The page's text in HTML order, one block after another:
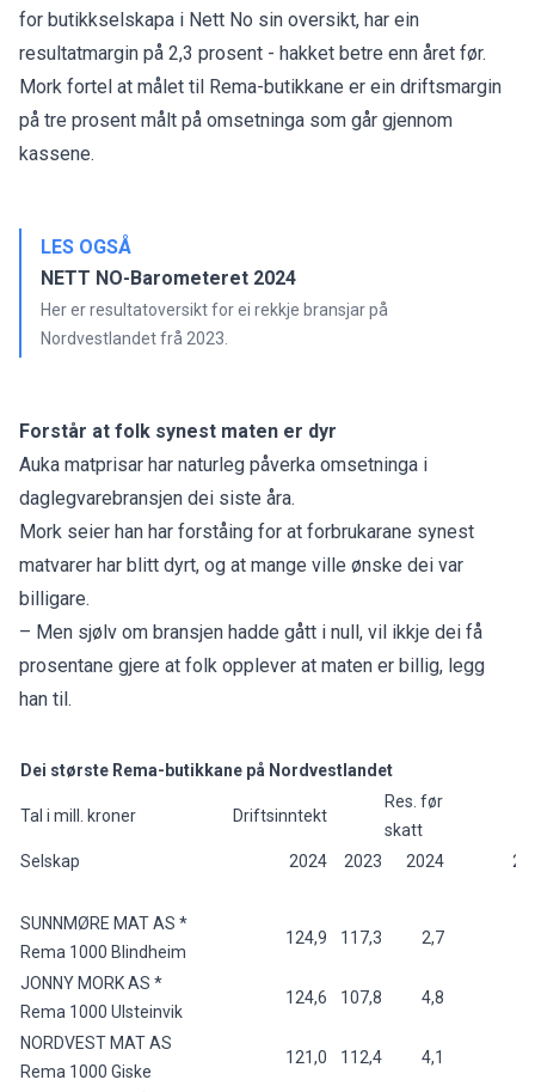
for butikkselskapa i Nett No sin oversikt, har ein
resultatmargin på 2,3 prosent - hakket betre enn året før.
Mork fortel at målet til Rema-butikkane er ein driftsmargin
på tre prosent målt på omsetninga som går gjennom
kassene.
LES OGSÅ
NETT NO-Barometeret 2024
Her er resultatoversikt for ei rekkje bransjar på
Nordvestlandet frå 2023.
Forstår at folk synest maten er dyr
Auka matprisar har naturleg påverka omsetninga i
daglegvarebransjen dei siste åra.
Mork seier han har forståing for at forbrukarane synest
matvarer har blitt dyrt, og at mange ville ønske dei var
billigare.
– Men sjølv om bransjen hadde gått i null, vil ikkje dei få
prosentane gjere at folk opplever at maten er billig, legg
han til.
Dei største Rema-butikkane på Nordvestlandet
Tal i mill. kroner Driftsinntekt
Res. før
skatt
Selskap
2024 2023 2024
SUNNMØRE MAT AS *
Rema 1000 Blindheim
124,9 117,3 2,7
JONNY MORK AS *
Rema 1000 Ulsteinvik
124,6 107,8 4,8
NORDVEST MAT AS
Rema 1000 Giske
121,0 112,4 4,1